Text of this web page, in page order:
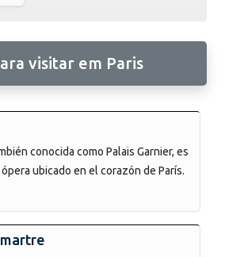
visitar em Paris
conocida como Palais Garnier, es
ubicado en el corazón de París.